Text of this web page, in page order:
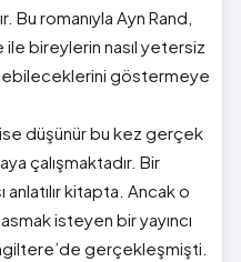
Bu romanıyla Ayn Rand,
ile bireylerin nasıl yetersiz
göstermeye
düşünür bu kez gerçek
çalışmaktadır. Bir
anlatılır kitapta. Ancak o
isteyen bir yayıncı
gerçekleşmişti.